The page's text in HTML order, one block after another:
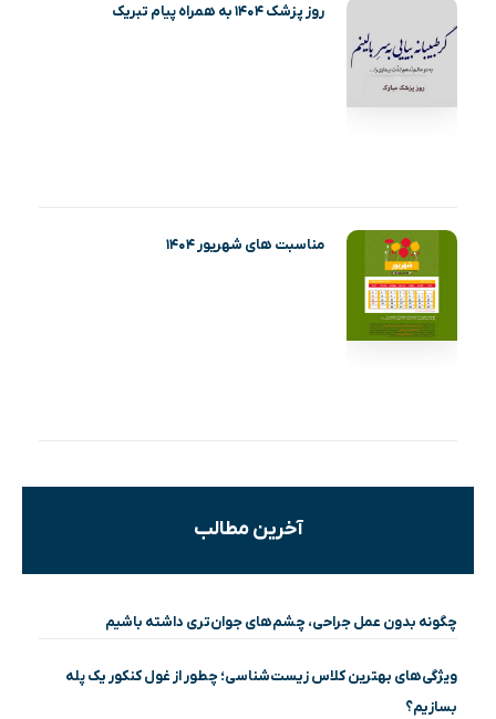
روز پزشک ۱۴۰۴ به همراه پیام تبریک
مناسبت های شهریور ۱۴۰۴
آخرین مطالب
چگونه بدون عمل جراحی، چشم‌های جوان‌تری داشته باشیم
ویژگی‌های بهترین کلاس زیست‌شناسی؛ چطور از غول کنکور یک پله
بسازیم؟